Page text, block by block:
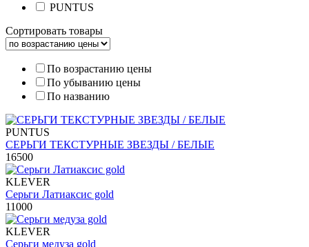
PUNTUS
Сортировать товары
По возрастанию цены
По убыванию цены
По названию
PUNTUS
СЕРЬГИ ТЕКСТУРНЫЕ ЗВЕЗДЫ / БЕЛЫЕ
16500
KLEVER
Серьги Латиаксис gold
11000
KLEVER
Серьги медуза gold